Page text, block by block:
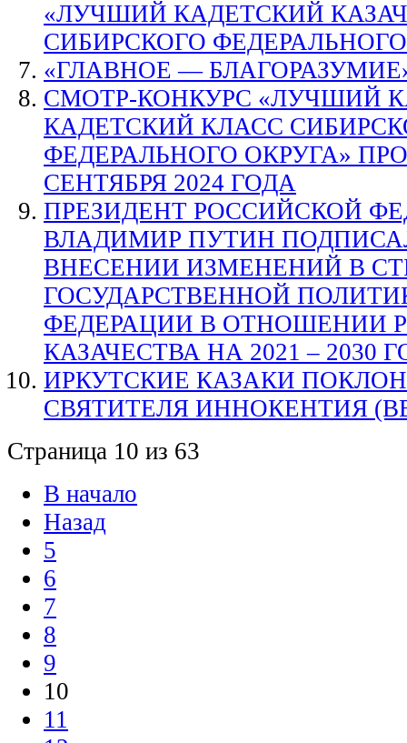
«ЛУЧШИЙ КАДЕТСКИЙ
СИБИРСКОГО
«ГЛАВНОЕ —
СМОТР-КОНКУРС «ЛУЧШИЙ
КАДЕТСКИЙ КЛАСС
ФЕДЕРАЛЬНОГО ОКРУГА»
СЕНТЯБРЯ 2024 ГОДА
ПРЕЗИДЕНТ РОССИЙСКОЙ
ВЛАДИМИР ПУТИН
ВНЕСЕНИИ ИЗМЕНЕНИЙ В
ГОСУДАРСТВЕННОЙ
ФЕДЕРАЦИИ В ОТНОШЕНИИ
КАЗАЧЕСТВА НА 2021 – 2030
ИРКУТСКИЕ КАЗАКИ
СВЯТИТЕЛЯ ИННОКЕНТИЯ
Страница 10 из 63
В начало
Назад
5
6
7
8
9
10
11